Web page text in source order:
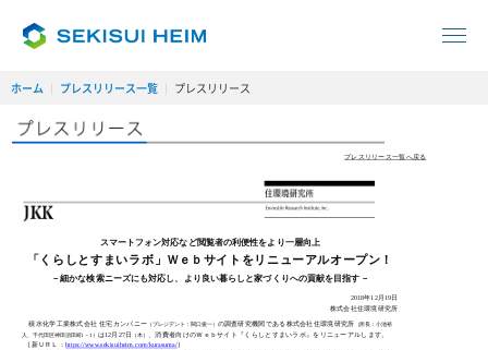
ホーム プレスリリース一覧 プレスリリース
プレスリリース一覧へ戻る
スマートフォン対応など閲覧者の利便性をより一層向上
「くらしとすまいラボ」Ｗｅｂサイトをリニューアルオープン！
－細かな検索ニーズにも対応し、より良い暮らしと家づくりへの貢献を目指す－
2018年12月19日
株式会社住環境研究所
積水化学工業株式会社 住宅カンパニー （プレジデント：関口俊一） の調査研究機関である株式会社住環境研究所
（所長：小池裕
人、千代田区神田須田町1－1） は12月27日 （木）
、消費者向けのＷｅｂサイト『くらしとすまいラボ』をリニューアルします。
[新ＵＲＬ：https://www.sekisuiheim.com/kurasuma/]